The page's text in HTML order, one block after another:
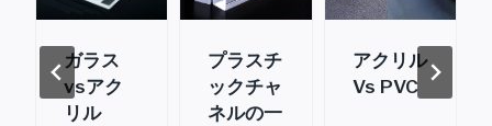
ガラス
vsアク
リル
プラスチ
ックチャ
ネルの一
アクリル
Vs PVC